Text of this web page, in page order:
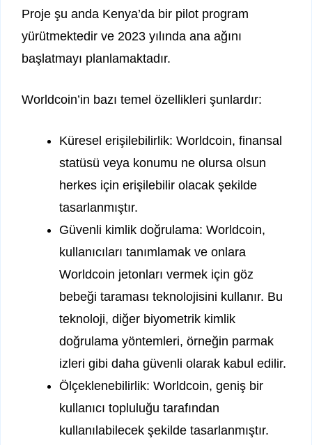
Proje şu anda Kenya’da bir pilot program
yürütmektedir ve 2023 yılında ana ağını
başlatmayı planlamaktadır.
Worldcoin’in bazı temel özellikleri şunlardır:
Küresel erişilebilirlik: Worldcoin, finansal
statüsü veya konumu ne olursa olsun
herkes için erişilebilir olacak şekilde
tasarlanmıştır.
Güvenli kimlik doğrulama: Worldcoin,
kullanıcıları tanımlamak ve onlara
Worldcoin jetonları vermek için göz
bebeği taraması teknolojisini kullanır. Bu
teknoloji, diğer biyometrik kimlik
doğrulama yöntemleri, örneğin parmak
izleri gibi daha güvenli olarak kabul edilir.
Ölçeklenebilirlik: Worldcoin, geniş bir
kullanıcı topluluğu tarafından
kullanılabilecek şekilde tasarlanmıştır.